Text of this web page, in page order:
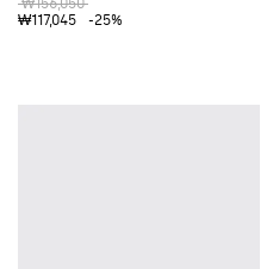
₩117,045
-25%